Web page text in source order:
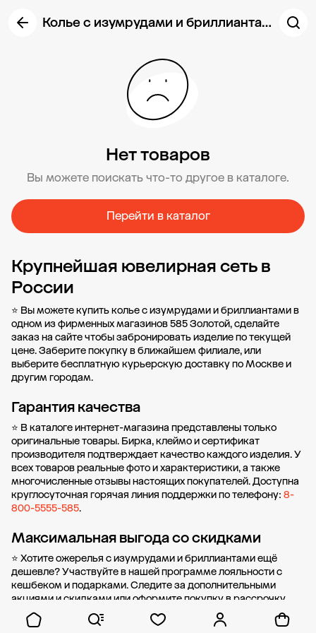
Колье с изумрудами и бриллиантами
Нет товаров
Вы можете поискать что-то другое в каталоге.
Перейти в каталог
Крупнейшая ювелирная сеть в
России
⭐ Вы можете купить колье с изумрудами и бриллиантами в
одном из фирменных магазинов 585 Золотой, сделайте
заказ на сайте чтобы забронировать изделие по текущей
цене. Заберите покупку вближайшем филиале, или
выберите бесплатную курьерскую доставку по Москве и
другим городам.
Гарантия качества
⭐ В каталоге интернет-магазина представлены только
оригинальные товары. Бирка, клеймо и сертификат
производителя подтверждает качество каждого изделия. У
всех товаров реальные фото и характеристики, а также
многочисленные отзывы настоящих покупателей. Доступна
круглосуточная горячая линия поддержки по телефону: 8-
800-5555-585.
Максимальная выгода со скидками
⭐ Хотите ожерелья с изумрудами и бриллиантами ещё
дешевле? Участвуйте в нашейпрограмме лояльностис
кешбеком и подарками. Следите за дополнительными
акциями и скидкамиили оформитепокупку в рассрочку
без первоначального взноса от стоимости.